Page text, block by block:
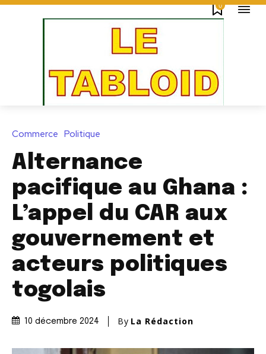
0
Commerce Politique
Alternance
pacifique au Ghana :
L’appel du CAR aux
gouvernement et
acteurs politiques
togolais
10 décembre 2024 By La Rédaction